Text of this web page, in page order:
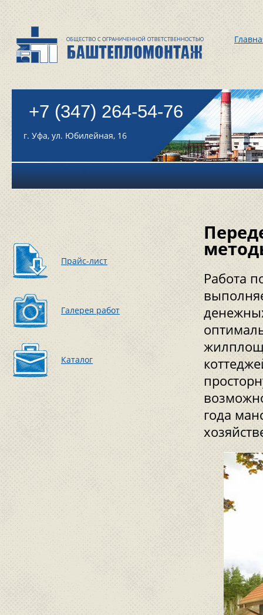
+7 (347) 264-54-76
г. Уфа, ул. Юбилейная, 16
Прайс-лист
Галерея работ
Каталог
Работа
года